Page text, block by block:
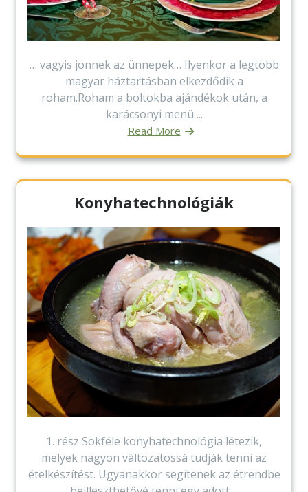
… vagyis jönnek az ünnepek… Ilyenkor a legtöbb
magyar háztartásban elkezdődik a
roham.Roham a boltokba ajándékok után, a
karácsonyi menü ...
Read More
Konyhatechnológiák
1. rész Sokféle konyhatechnológia létezik,
melyek nagyon változatossá tudják tenni az
ételkészítést. Ugyanakkor segítenek az étrendbe